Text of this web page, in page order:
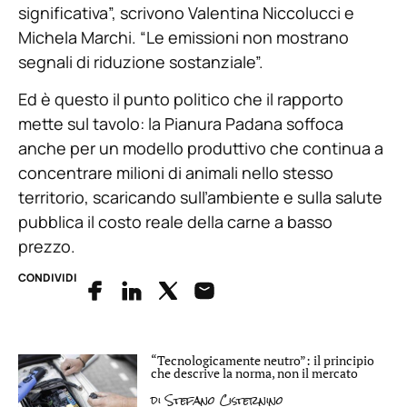
significativa”, scrivono Valentina Niccolucci e
Michela Marchi. “Le emissioni non mostrano
segnali di riduzione sostanziale”.
Ed è questo il punto politico che il rapporto
mette sul tavolo: la Pianura Padana soffoca
anche per un modello produttivo che continua a
concentrare milioni di animali nello stesso
territorio, scaricando sull’ambiente e sulla salute
pubblica il costo reale della carne a basso
prezzo.
CONDIVIDI
“Tecnologicamente neutro”: il principio
che descrive la norma, non il mercato
diStefano Cisternino